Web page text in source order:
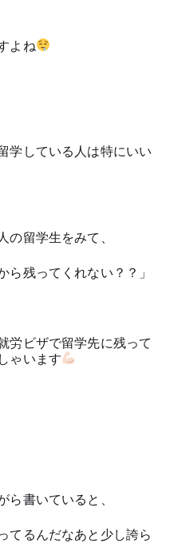
よね
学している人は特にいい
の留学生をみて、
ら残ってくれない？？」
労ビザで留学先に残って
ゃいます
ら書いていると、
てるんだなあと少し誇ら